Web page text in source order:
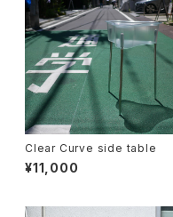
Clear Curve side table
¥11,000